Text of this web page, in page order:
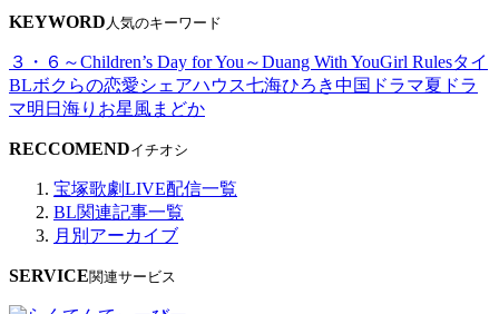
KEYWORD 人気のキーワード
３・６～Children’s Day for You～Duang With YouGirl Rulesタイ
BLボクらの恋愛シェアハウス七海ひろき中国ドラマ夏ドラ
マ明日海りお星風まどか
RECCOMENDイチオシ
宝塚歌劇LIVE配信一覧
BL関連記事一覧
月別アーカイブ
SERVICE関連サービス